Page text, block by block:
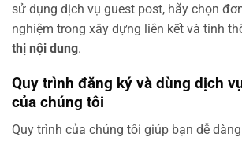
sử dụng dịch vụ guest post, hãy chọn
nghiệm trong xây dựng liên kết và tinh
thị nội dung.
Quy trình đăng ký và dùng dịch
của chúng tôi
Quy trình của chúng tôi giúp bạn dễ